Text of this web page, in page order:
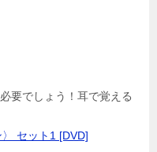
要でしょう！耳で覚える
セット1 [DVD]